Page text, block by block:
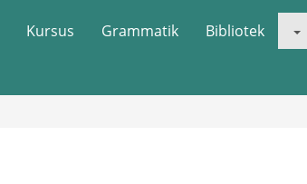
Kursus Grammatik Bibliotek